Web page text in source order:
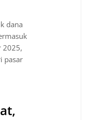
dana
2025,
pasar